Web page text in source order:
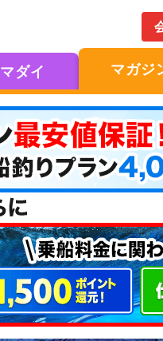
マダイ マガジ